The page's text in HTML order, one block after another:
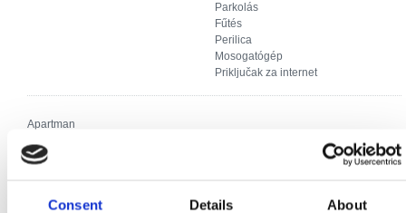
Consent Details About
Parkolás
Fűtés
Perilica
Mosogatógép
Priključak za internet
Apartman
Pótágyak (szám):
1